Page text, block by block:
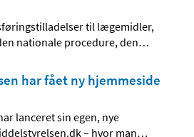
til lægemidler,
nationale procedure, den…
har fået ny hjemmeside
lanceret sin egen, nye
– hvor man…